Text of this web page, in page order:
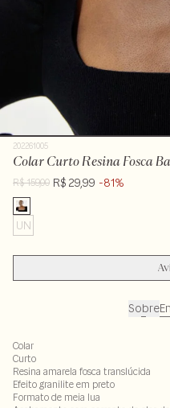
202261005
Colar Curto Resina Fosca
R$ 159,00 R$ 29,99 -81%
UN
Sobre
Colar
Curto
Resina amarela fosca translúcida
Efeito granilite em preto
Formato de meia lua